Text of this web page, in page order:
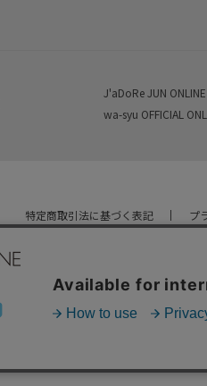
J'aDoRe JUN ONLINE
wa-syu OFFICIAL
特定商取引法に基づく表記 プ